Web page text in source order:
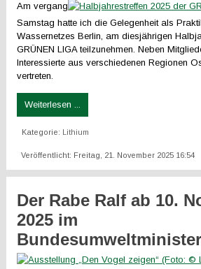
Am vergang
Samstag hatte ich die Gelegenheit als
Wassernetzes Berlin, am diesjährigen
GRÜNEN LIGA teilzunehmen. Neben
Interessierte aus verschiedenen Regionen
vertreten.
Weiterlesen ...
Kategorie: Lithium
Veröffentlicht: Freitag, 21. November 2025 16:54
Der Rabe Ralf ab 10.
2025 im